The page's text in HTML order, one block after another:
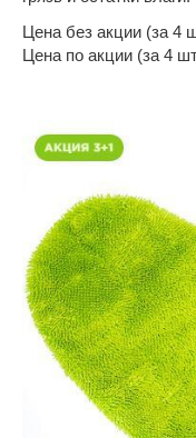
Цена без акции (за 4
Цена по акции (за 4